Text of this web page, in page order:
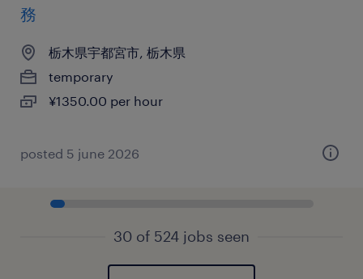
務
栃木県宇都宮市, 栃木県
temporary
¥1350.00 per hour
posted 5 june 2026
30 of 524 jobs seen